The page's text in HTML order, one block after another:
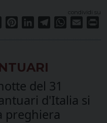
condividi su
PinterestLinkedInTelegramWhatsApp
Email
del 31
d'Italia si
preghiera